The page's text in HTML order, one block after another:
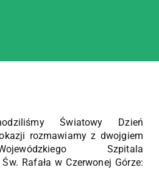
Światowy Dzień
rozmawiamy z dwojgiem
Szpitala
Rafała w Czerwonej Górze: